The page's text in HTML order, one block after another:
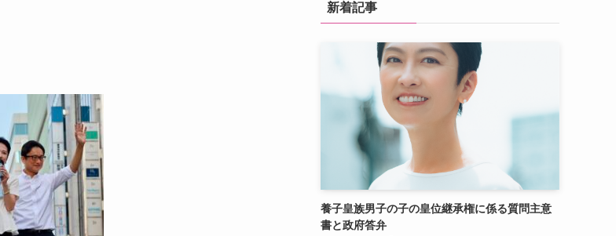
新着記事
養子皇族男子の子の皇位継承権に係る質問主意
書と政府答弁